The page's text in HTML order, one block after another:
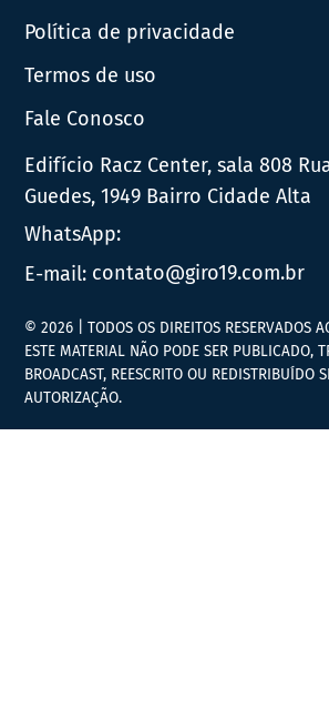
Política de privacidade
Termos de uso
Fale Conosco
Edifício Racz Center, sala 808
Guedes, 1949 Bairro Cidade Alta
WhatsApp:
E-mail: contato@giro19.com.br
© 2026 | TODOS OS DIREITOS RESERVADOS
ESTE MATERIAL NÃO PODE SER PUBLICADO,
BROADCAST, REESCRITO OU REDISTRIBUÍDO
AUTORIZAÇÃO.